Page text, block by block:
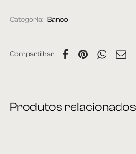
Categoria: Banco
Compartilhar
Produtos relacionados